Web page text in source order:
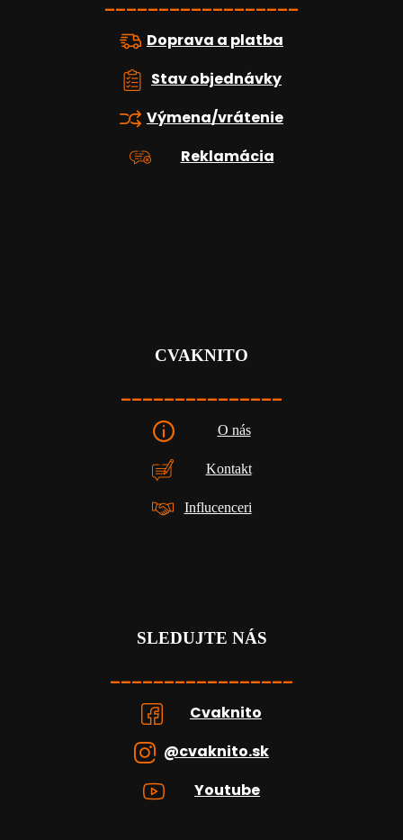
Doprava a platba
Stav objednávky
Výmena/vrátenie
Reklamácia
CVAKNITO
_______________
O nás
Kontakt
Influcenceri
SLEDUJTE NÁS
_________________
Cvaknito
@cvaknito.sk
Youtube